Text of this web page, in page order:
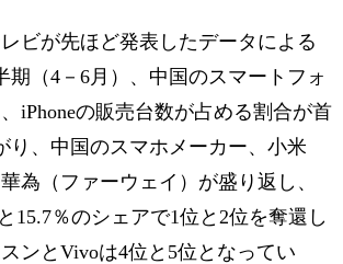
評論 写真
が先ほど発表したデータによる
期（4－6月）、中国のスマートフォ
iPhoneの販売台数が占める割合が首
り、中国のスマホメーカー、小米
為（ファーウェイ）が盛り返し、
15.7％のシェアで1位と2位を奪還し
ンとVivoは4位と5位となってい